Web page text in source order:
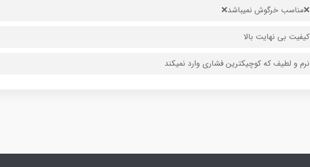
❌مناسب خرگوش نمیباشد❌
کیفیت بی نهایت بالا
نرم و لطیف که کوچیکترین فشاری وارد نمیکند